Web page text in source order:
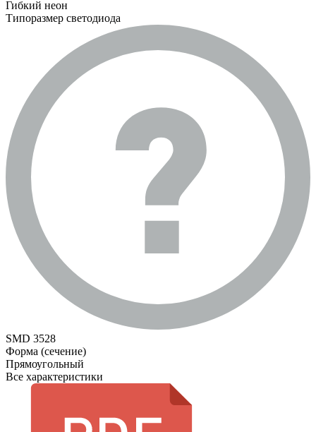
Гибкий неон
Типоразмер светодиода
SMD 3528
Форма (сечение)
Прямоугольный
Все характеристики